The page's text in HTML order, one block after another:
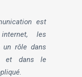
est
les
un rôle dans
et dans le